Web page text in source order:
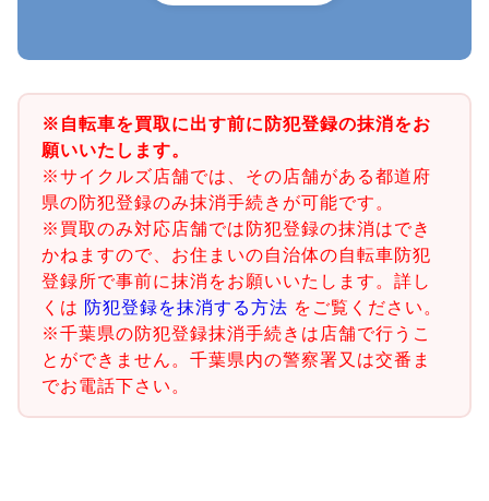
※自転車を買取に出す前に防犯登録の抹消をお
願いいたします。
※サイクルズ店舗では、その店舗がある都道府
県の防犯登録のみ抹消手続きが可能です。
※買取のみ対応店舗では防犯登録の抹消はでき
かねますので、お住まいの自治体の自転車防犯
登録所で事前に抹消をお願いいたします。詳し
くは 防犯登録を抹消する方法 をご覧ください。
※千葉県の防犯登録抹消手続きは店舗で行うこ
とができません。千葉県内の警察署又は交番ま
でお電話下さい。